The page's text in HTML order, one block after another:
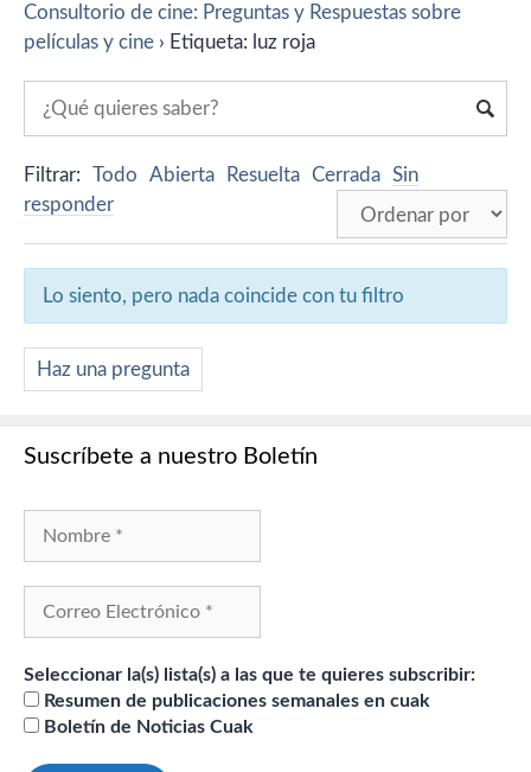
Consultorio de cine: Preguntas y Respuestas sobre
películas y cine › Etiqueta: luz roja
Filtrar: Todo Abierta Resuelta Cerrada Sin
responder
Lo siento, pero nada coincide con tu filtro
Haz una pregunta
Suscríbete a nuestro Boletín
Seleccionar la(s) lista(s) a las que te quieres subscribir:
Resumen de publicaciones semanales en cuak
Boletín de Noticias Cuak